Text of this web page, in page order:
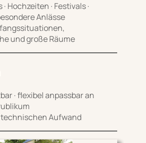
Hochzeiten · Festivals ·
Anlässe
und große Räume
· flexibel anpassbar an
Aufwand